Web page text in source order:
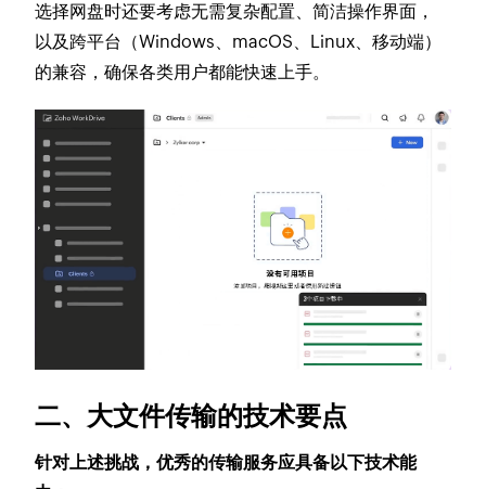
选择网盘时还要考虑无需复杂配置、简洁操作界面，
以及跨平台（Windows、macOS、Linux、移动端）
的兼容，确保各类用户都能快速上手。
二、大文件传输的技术要点
针对上述挑战，优秀的传输服务应具备以下技术能